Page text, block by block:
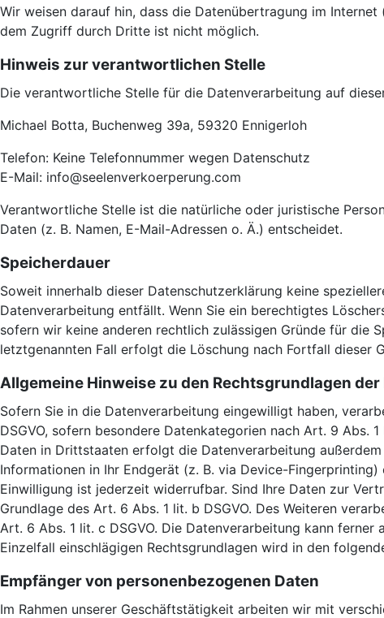
Wir weisen darauf hin, dass die Datenübertragung im
dem Zugriff durch Dritte ist nicht möglich.
Hinweis zur verantwortlichen Stelle
Die verantwortliche Stelle für die Datenverarbeitung auf
Michael Botta, Buchenweg 39a, 59320 Ennigerloh
Telefon: Keine Telefonnummer wegen Datenschutz
E-Mail: info@seelenverkoerperung.com
Verantwortliche Stelle ist die natürliche oder juristische
Daten (z. B. Namen, E-Mail-Adressen o. Ä.) entscheidet.
Speicherdauer
Soweit innerhalb dieser Datenschutzerklärung keine
Datenverarbeitung entfällt. Wenn Sie ein berechtigtes
sofern wir keine anderen rechtlich zulässigen Gründe für die
letztgenannten Fall erfolgt die Löschung nach Fortfall dieser
Allgemeine Hinweise zu den Rechtsgrundlagen
Sofern Sie in die Datenverarbeitung eingewilligt haben,
DSGVO, sofern besondere Datenkategorien nach Art. 9 Abs.
Daten in Drittstaaten erfolgt die Datenverarbeitung
Informationen in Ihr Endgerät (z. B. via Device-
Einwilligung ist jederzeit widerrufbar. Sind Ihre Daten zur
Grundlage des Art. 6 Abs. 1 lit. b DSGVO. Des Weiteren
Art. 6 Abs. 1 lit. c DSGVO. Die Datenverarbeitung kann
Einzelfall einschlägigen Rechtsgrundlagen wird in den
Empfänger von personenbezogenen Daten
Im Rahmen unserer Geschäftstätigkeit arbeiten wir mit